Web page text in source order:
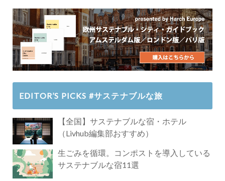
EDITOR’S PICKS #サステナブルな旅
【全国】サステナブルな宿・ホテル
（Livhub編集部おすすめ）
生ごみを循環。コンポストを導入している
サステナブルな宿11選